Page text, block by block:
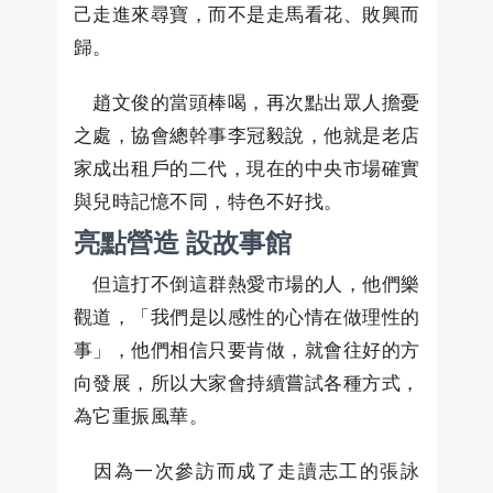
己走進來尋寶，而不是走馬看花、敗興而
歸。
趙文俊的當頭棒喝，再次點出眾人擔憂
之處，協會總幹事李冠毅說，他就是老店
家成出租戶的二代，現在的中央市場確實
與兒時記憶不同，特色不好找。
亮點營造 設故事館
但這打不倒這群熱愛市場的人，他們樂
觀道，「我們是以感性的心情在做理性的
事」，他們相信只要肯做，就會往好的方
向發展，所以大家會持續嘗試各種方式，
為它重振風華。
因為一次參訪而成了走讀志工的張詠